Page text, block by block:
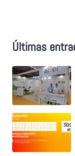
p
o
:
Últimas